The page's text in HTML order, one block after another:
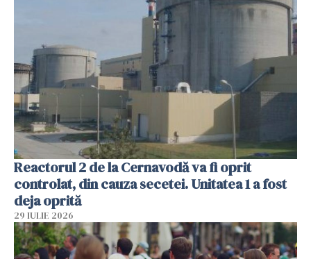
Reactorul 2 de la Cernavodă va fi oprit
controlat, din cauza secetei. Unitatea 1 a fost
deja oprită
29 IULIE 2026